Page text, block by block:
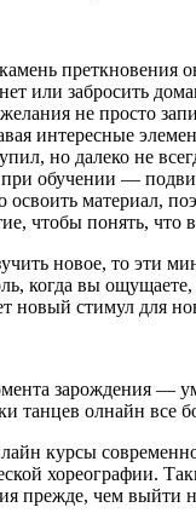
преткновения
или забросить
не просто
интересные
но далеко не
обучении —
материал,
чтобы понять,
новое, то эти
когда вы
новый стимул для
зарождения —
танцев олнайн все
курсы
хореографии.
прежде, чем выйти